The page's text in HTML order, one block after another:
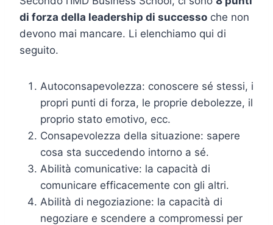
di forza della leadership di successo che non
devono mai mancare. Li elenchiamo qui di
seguito.
Autoconsapevolezza: conoscere sé stessi, i
propri punti di forza, le proprie debolezze, il
proprio stato emotivo, ecc.
Consapevolezza della situazione: sapere
cosa sta succedendo intorno a sé.
Abilità comunicative: la capacità di
comunicare efficacemente con gli altri.
Abilità di negoziazione: la capacità di
negoziare e scendere a compromessi per